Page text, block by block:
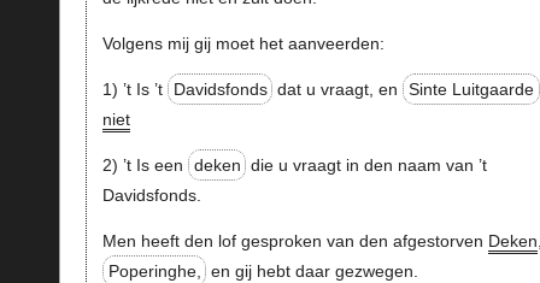
Volgens mij gij moet het aanveerden:
1) ’t Is ’t Davidsfonds dat u vraagt, en Sinte Luitgaarde
niet
2) ’t Is een deken die u vraagt in den naam van ’t
Davidsfonds.
Men heeft den lof gesproken van den afgestorven Deken
Poperinghe, en gij hebt daar gezwegen.